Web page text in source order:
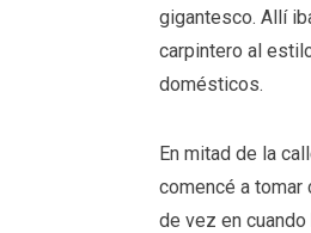
gigantesco. Allí
carpintero al
domésticos.
En mitad de la
comencé a tomar
de vez en